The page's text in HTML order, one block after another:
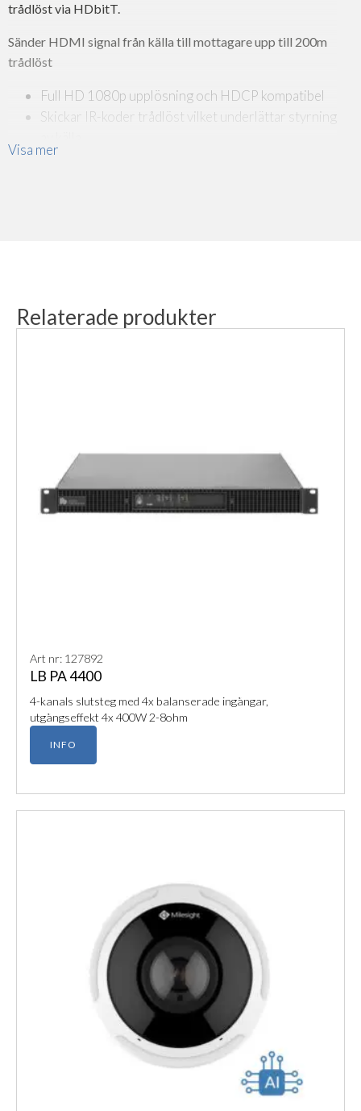
trådlöst via HDbitT.
Sänder HDMI signal från källa till mottagare upp till 200m
trådlöst
Full HD 1080p upplösning och HDCP kompatibel
Skickar IR-koder trådlöst vilket underlättar styrning
Ingen kabel mellan sändare (TX) och mottagare (RX)
Visa mer
Relaterade produkter
Art nr: 127892
LB PA 4400
4-kanals slutsteg med 4x balanserade ingångar,
utgångseffekt 4x 400W 2-8ohm
INFO